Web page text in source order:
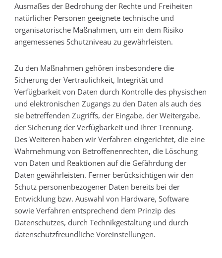
Ausmaßes der Bedrohung der Rechte und Freiheiten
natürlicher Personen geeignete technische und
organisatorische Maßnahmen, um ein dem Risiko
angemessenes Schutzniveau zu gewährleisten.
Zu den Maßnahmen gehören insbesondere die
Sicherung der Vertraulichkeit, Integrität und
Verfügbarkeit von Daten durch Kontrolle des physischen
und elektronischen Zugangs zu den Daten als auch des
sie betreffenden Zugriffs, der Eingabe, der Weitergabe,
der Sicherung der Verfügbarkeit und ihrer Trennung.
Des Weiteren haben wir Verfahren eingerichtet, die eine
Wahrnehmung von Betroffenenrechten, die Löschung
von Daten und Reaktionen auf die Gefährdung der
Daten gewährleisten. Ferner berücksichtigen wir den
Schutz personenbezogener Daten bereits bei der
Entwicklung bzw. Auswahl von Hardware, Software
sowie Verfahren entsprechend dem Prinzip des
Datenschutzes, durch Technikgestaltung und durch
datenschutzfreundliche Voreinstellungen.